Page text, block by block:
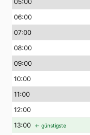
06:00
07:00
08:00
09:00
10:00
11:00
12:00
13:00 ← günstigste